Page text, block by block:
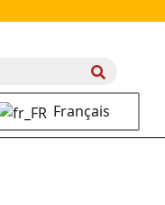
Français